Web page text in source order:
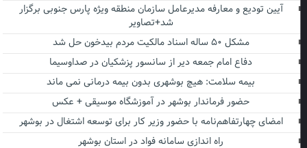
آیین تودیع و معارفه مدیرعامل سازمان منطقه ویژه پارس جنوبی برگزار
شد+تصاویر
مشکل ۵۰ ساله اسناد مالکیت مردم بیدخون حل شد
دفاع امام جمعه دیر از سانسور پزشکیان در صداوسیما
بیمه سلامت: هیچ بوشهری بدون بیمه درمانی نمی ماند
حضور فرماندار بوشهر در آموزشگاه موسیقی + عکس
امضای چهارتفاهم‌نامه با حضور وزیر کار برای توسعه اشتغال در بوشهر
راه اندازی سامانه فواد در استان بوشهر